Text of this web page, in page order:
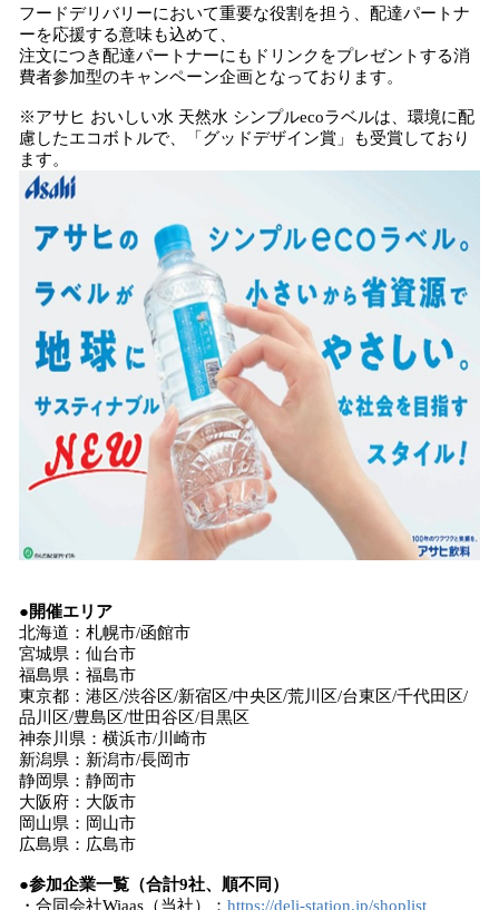
フードデリバリーにおいて重要な役割を担う、配達パートナ
ーを応援する意味も込めて、
注文につき配達パートナーにもドリンクをプレゼントする消
費者参加型のキャンペーン企画となっております。
※アサヒ おいしい水 天然水 シンプルecoラベルは、環境に配
慮したエコボトルで、「グッドデザイン賞」も受賞しており
ます。
●開催エリア
北海道：札幌市/函館市
宮城県：仙台市
福島県：福島市
東京都：港区/渋谷区/新宿区/中央区/荒川区/台東区/千代田区/
品川区/豊島区/世田谷区/目黒区
神奈川県：横浜市/川崎市
新潟県：新潟市/長岡市
静岡県：静岡市
大阪府：大阪市
岡山県：岡山市
広島県：広島市
●参加企業一覧（合計9社、順不同）
・合同会社Wiaas（当社）： https://deli-station.jp/shoplist